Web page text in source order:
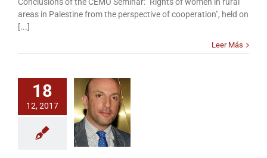
areas in Palestine from the perspective of cooperation", held on
[...]
Leer Más
18
12, 2017